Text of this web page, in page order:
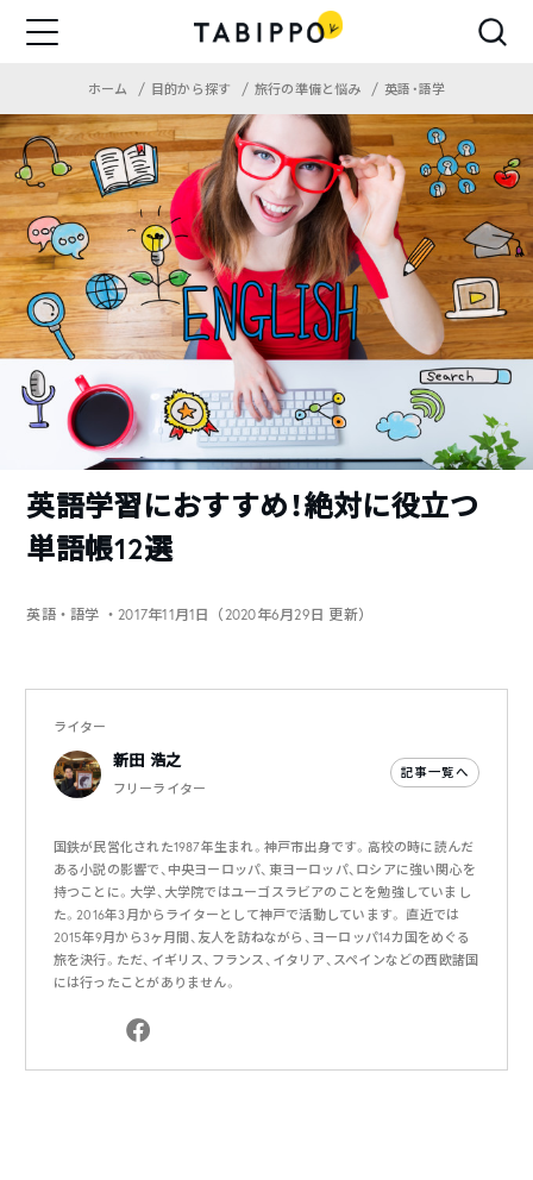
ホーム 目的から探す 旅行の準備と悩み 英語・語学
英語学習におすすめ！絶対に役立つ
単語帳12選
英語・語学 ・2017年11月1日（2020年6月29日 更新）
ライター
新田 浩之
フリーライター
記事一覧へ
国鉄が民営化された1987年生まれ。神戸市出身です。高校の時に読んだ
ある小説の影響で、中央ヨーロッパ、東ヨーロッパ、ロシアに強い関心を
持つことに。大学、大学院ではユーゴスラビアのことを勉強していまし
た。2016年3月からライターとして神戸で活動しています。 直近では
2015年9月から3ヶ月間、友人を訪ねながら、ヨーロッパ14カ国をめぐる
旅を決行。ただ、イギリス、フランス、イタリア、スペインなどの西欧諸国
には行ったことがありません。